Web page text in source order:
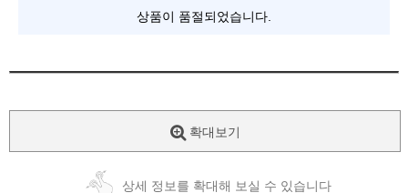
상품이 품절되었습니다.
확대보기
상세 정보를 확대해 보실 수 있습니다